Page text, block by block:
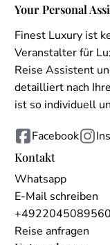
Your Personal
Finest Luxury ist
Veranstalter für
Reise Assistent
detailliert nach
ist so individuell
Facebook
Kontakt
Whatsapp
E-Mail schreiben
+4922045089560
Reise anfragen